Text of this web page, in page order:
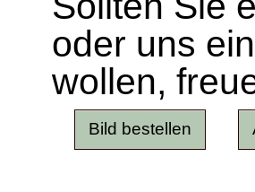
oder uns
wollen,